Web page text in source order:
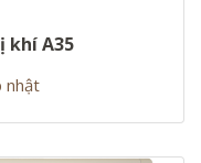
khí A35
nhật